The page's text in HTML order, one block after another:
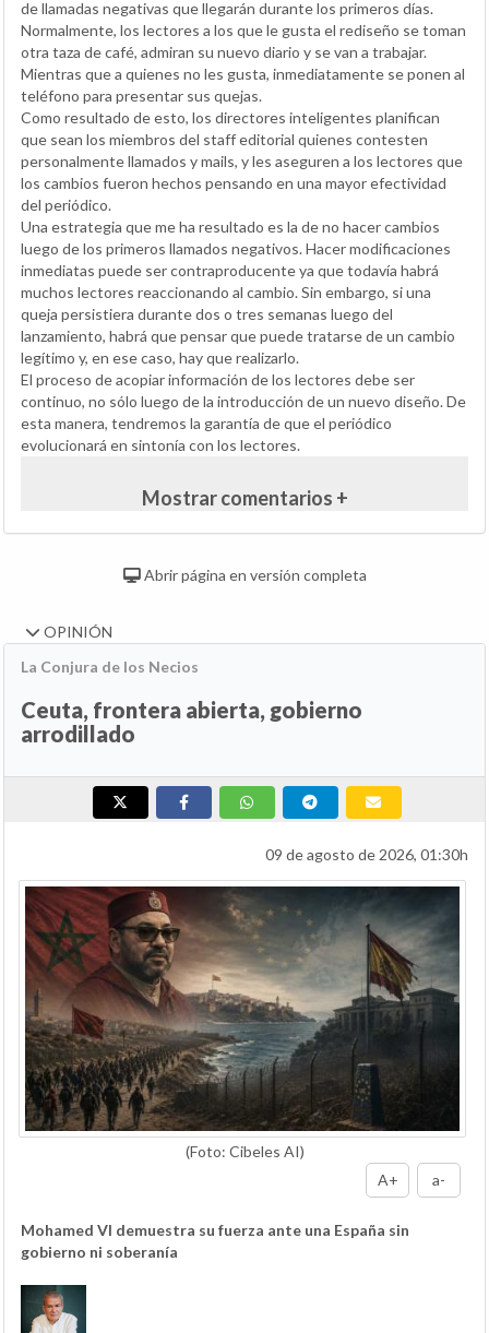
de llamadas negativas que llegarán durante los primeros días.
Normalmente, los lectores a los que le gusta el rediseño se toman
otra taza de café, admiran su nuevo diario y se van a trabajar.
Mientras que a quienes no les gusta, inmediatamente se ponen al
teléfono para presentar sus quejas.
Como resultado de esto, los directores inteligentes planifican
que sean los miembros del staff editorial quienes contesten
personalmente llamados y mails, y les aseguren a los lectores que
los cambios fueron hechos pensando en una mayor efectividad
del periódico.
Una estrategia que me ha resultado es la de no hacer cambios
luego de los primeros llamados negativos. Hacer modificaciones
inmediatas puede ser contraproducente ya que todavía habrá
muchos lectores reaccionando al cambio. Sin embargo, si una
queja persistiera durante dos o tres semanas luego del
lanzamiento, habrá que pensar que puede tratarse de un cambio
legítimo y, en ese caso, hay que realizarlo.
El proceso de acopiar información de los lectores debe ser
continuo, no sólo luego de la introducción de un nuevo diseño. De
esta manera, tendremos la garantía de que el periódico
evolucionará en sintonía con los lectores.
Mostrar comentarios +
Abrir página en versión completa
OPINIÓN
La Conjura de los Necios
Ceuta, frontera abierta, gobierno
arrodillado
09 de agosto de 2026, 01:30h
(Foto: Cibeles AI)
A+
a-
Mohamed VI demuestra su fuerza ante una España sin
gobierno ni soberanía